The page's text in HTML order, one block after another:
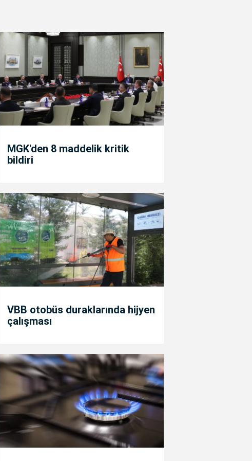
MGK'den 8 maddelik kritik
bildiri
VBB otobüs duraklarında hijyen
çalışması